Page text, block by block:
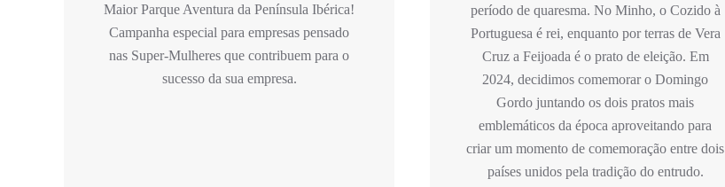
Maior Parque Aventura da Península Ibérica!
Campanha especial para empresas pensado
nas Super-Mulheres que contribuem para o
sucesso da sua empresa.
período de quaresma. No Minho, o Cozido à
Portuguesa é rei, enquanto por terras de Vera
Cruz a Feijoada é o prato de eleição. Em
2024, decidimos comemorar o Domingo
Gordo juntando os dois pratos mais
emblemáticos da época aproveitando para
criar um momento de comemoração entre dois
países unidos pela tradição do entrudo.